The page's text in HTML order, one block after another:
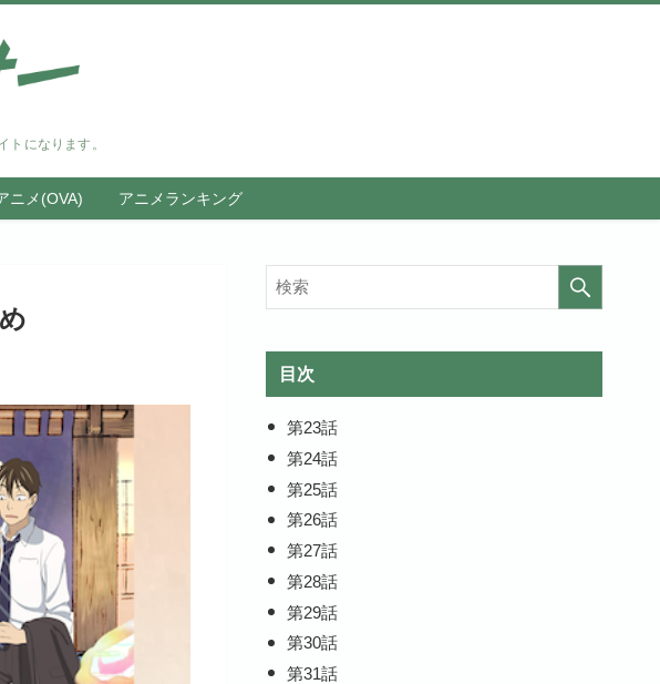
トになります。
ニメ(OVA) アニメランキング
目次
第23話
第24話
第25話
第26話
第27話
第28話
第29話
第30話
第31話